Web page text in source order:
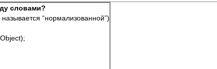
словами?
“нормализованной”)